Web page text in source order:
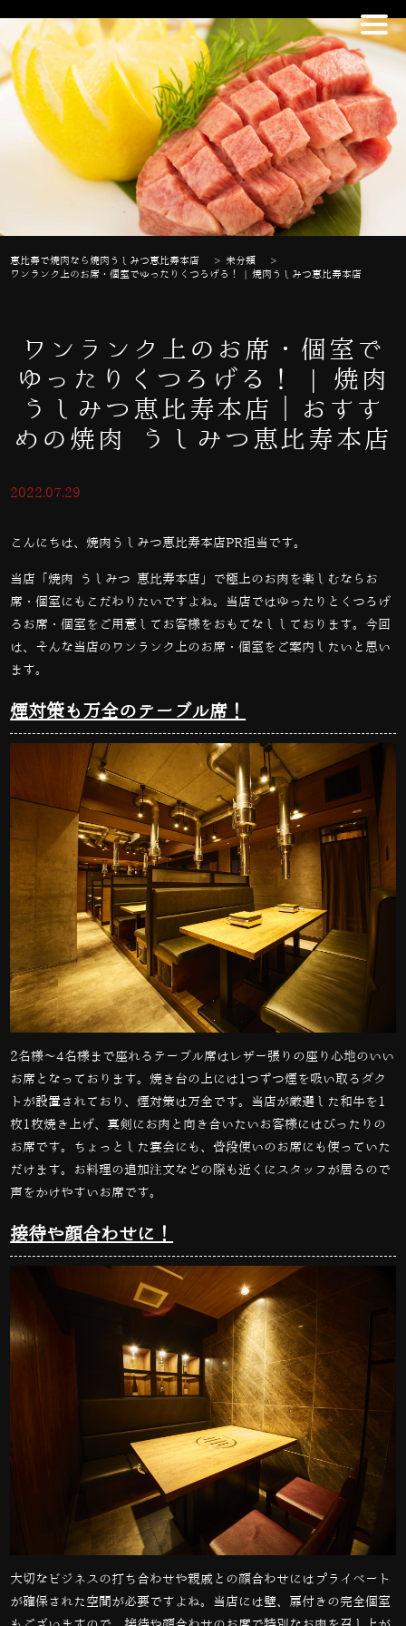
恵比寿で焼肉なら焼肉うしみつ恵比寿本店 >未分類
>
ワンランク上のお席・個室でゆったりくつろげる！ | 焼肉うしみつ恵比寿本店
ワンランク上のお席・個室で
ゆったりくつろげる！ | 焼肉
うしみつ恵比寿本店｜おすす
めの焼肉 うしみつ恵比寿本店
2022.07.29
こんにちは、焼肉うしみつ恵比寿本店PR担当です。
当店「焼肉 うしみつ 恵比寿本店」で極上のお肉を楽しむならお
席・個室にもこだわりたいですよね。当店ではゆったりとくつろげ
るお席・個室をご用意してお客様をおもてなししております。今回
は、そんな当店のワンランク上のお席・個室をご案内したいと思い
ます。
煙対策も万全のテーブル席！
2名様～4名様まで座れるテーブル席はレザー張りの座り心地のいい
お席となっております。焼き台の上には1つずつ煙を吸い取るダク
トが設置されており、煙対策は万全です。当店が厳選した和牛を1
枚1枚焼き上げ、真剣にお肉と向き合いたいお客様にはぴったりの
お席です。ちょっとした宴会にも、普段使いのお席にも使っていた
だけます。お料理の追加注文などの際も近くにスタッフが居るので
声をかけやすいお席です。
接待や顔合わせに！
大切なビジネスの打ち合わせや親戚との顔合わせにはプライベート
が確保された空間が必要ですよね。当店には壁、扉付きの完全個室